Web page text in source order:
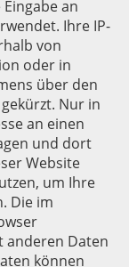
an
Ihre IP-
von
oder in
über den
Nur in
an einen
und dort
Website
um Ihre
Die im
anderen Daten
können